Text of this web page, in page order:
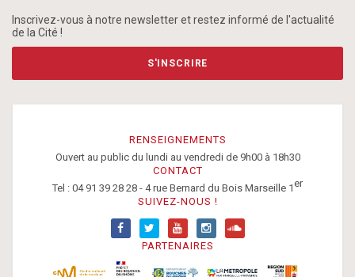
Inscrivez-vous à notre newsletter et restez informé de l'actualité
de la Cité !
S'INSCRIRE
RENSEIGNEMENTS
Ouvert au public du lundi au vendredi de 9h00 à 18h30
CONTACT
Tel : 04 91 39 28 28 - 4 rue Bernard du Bois Marseille 1er
SUIVEZ-NOUS !
PARTENAIRES